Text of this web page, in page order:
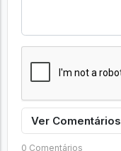
Ver Comentários
0 Comentários